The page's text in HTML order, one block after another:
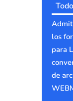
los
para
de